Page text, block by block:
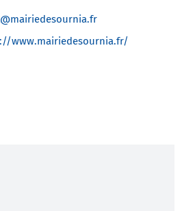
www.mairiedesournia.fr/